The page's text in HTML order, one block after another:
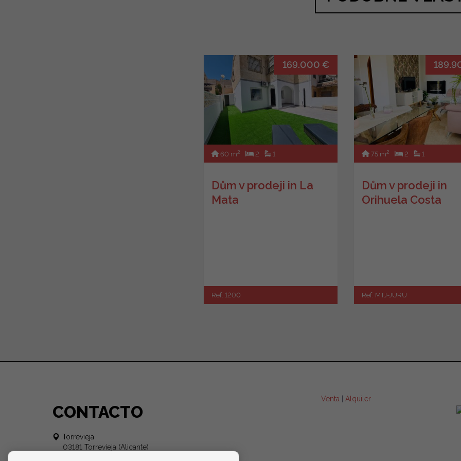
169.000 €
60 m2 2 1
Dům v prodeji in La
Mata
Ref. 1200
75 m2 2 1
Dům v prodeji in
Orihuela Costa
Ref. MTJ-JURU
CONTACTO
Torrevieja
03181 Torrevieja (Alicante)
Venta Alquiler